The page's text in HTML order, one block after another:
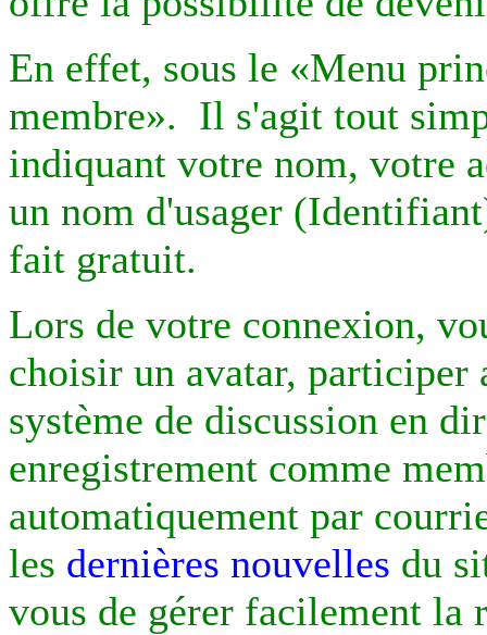
En effet, sous le «Menu
membre». Il s'agit tout
indiquant votre nom, votre
un nom d'usager
fait gratuit.
Lors de votre connexion,
choisir un avatar, participer
système de discussion en
enregistrement comme
automatiquement par
les dernières nouvelles du
vous de gérer facilement la